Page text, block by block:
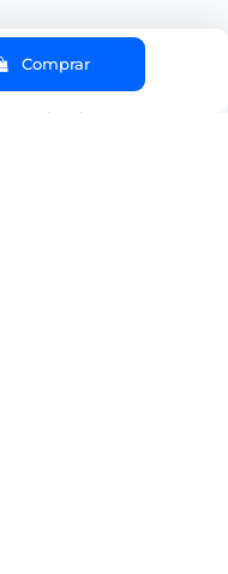
Comprar
el producto es 2.
Aviso legal y